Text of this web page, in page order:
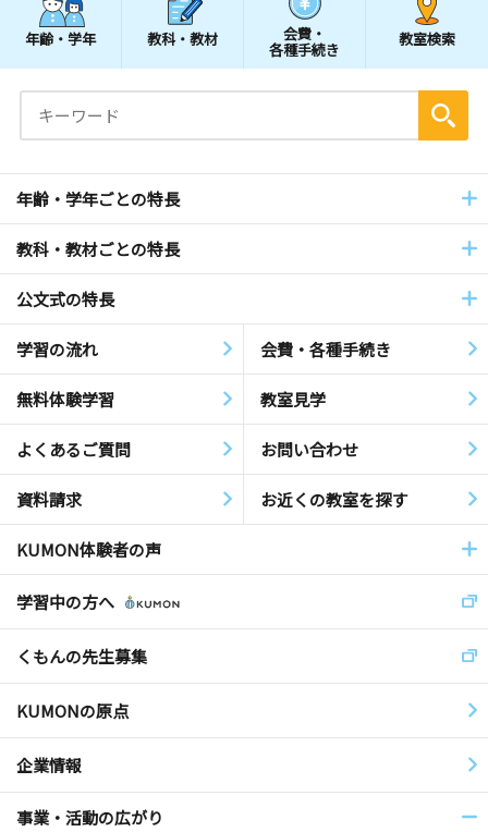
年齢・学年 教科・教材 会費・
各種手続き
教室検索
年齢・学年ごとの特長
教科・教材ごとの特長
公文式の特長
学習の流れ 会費・各種手続き
無料体験学習 教室見学
よくあるご質問 お問い合わせ
資料請求 お近くの教室を探す
KUMON体験者の声
学習中の方へ
くもんの先生募集
KUMONの原点
企業情報
事業・活動の広がり